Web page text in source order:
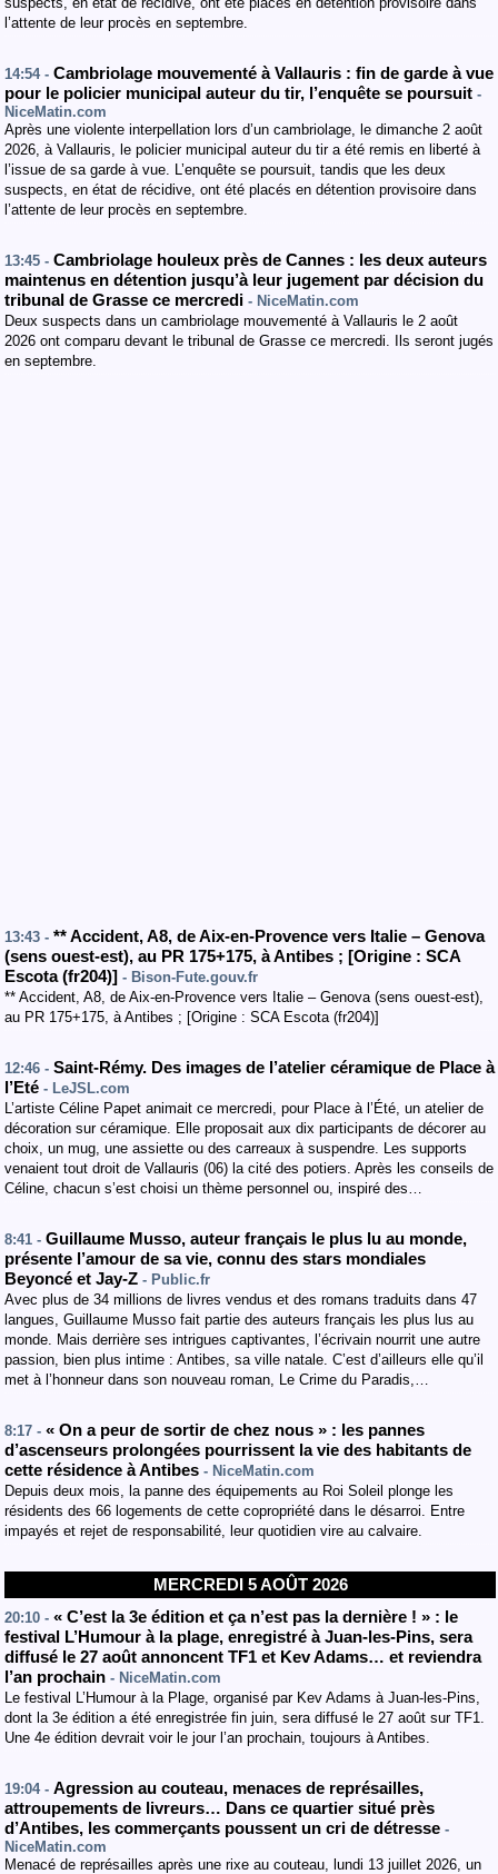
l’attente de leur procès en septembre.
14:54 - Cambriolage mouvementé à Vallauris : fin de garde à vue
pour le policier municipal auteur du tir, l’enquête se poursuit -
NiceMatin.com
Après une violente interpellation lors d’un cambriolage, le dimanche 2 août
2026, à Vallauris, le policier municipal auteur du tir a été remis en liberté à
l’issue de sa garde à vue. L’enquête se poursuit, tandis que les deux
suspects, en état de récidive, ont été placés en détention provisoire dans
l’attente de leur procès en septembre.
13:45 - Cambriolage houleux près de Cannes : les deux auteurs
maintenus en détention jusqu’à leur jugement par décision du
tribunal de Grasse ce mercredi - NiceMatin.com
Deux suspects dans un cambriolage mouvementé à Vallauris le 2 août
2026 ont comparu devant le tribunal de Grasse ce mercredi. Ils seront jugés
en septembre.
13:43 - **Accident,A8, de Aix-en-Provence vers Italie – Genova
(sens ouest-est), au PR 175+175, à Antibes ; [Origine : SCA
Escota (fr204)] - Bison-Fute.gouv.fr
** Accident, A8, de Aix-en-Provence vers Italie – Genova (sens ouest-est),
au PR 175+175, à Antibes ; [Origine : SCA Escota (fr204)]
12:46 - Saint-Rémy. Des images de l’atelier céramique de Place à
l’Eté - LeJSL.com
L’artiste Céline Papet animait ce mercredi, pour Place à l’Été, un atelier de
décoration sur céramique. Elle proposait aux dix participants de décorer au
choix, un mug, une assiette ou des carreaux à suspendre. Les supports
venaient tout droit de Vallauris (06) la cité des potiers. Après les conseils de
Céline, chacun s’est choisi un thème personnel ou, inspiré des…
8:41 - Guillaume Musso, auteur français le plus lu au monde,
présente l’amour de sa vie, connu des stars mondiales
Beyoncé et Jay-Z - Public.fr
Avec plus de 34 millions de livres vendus et des romans traduits dans 47
langues, Guillaume Musso fait partie des auteurs français les plus lus au
monde. Mais derrière ses intrigues captivantes, l’écrivain nourrit une autre
passion, bien plus intime : Antibes, sa ville natale. C’est d’ailleurs elle qu’il
met à l’honneur dans son nouveau roman, Le Crime du Paradis,…
8:17 - « On a peur de sortir de chez nous » : les pannes
d’ascenseurs prolongées pourrissent la vie des habitants de
cette résidence à Antibes - NiceMatin.com
Depuis deux mois, la panne des équipements au Roi Soleil plonge les
résidents des 66 logements de cette copropriété dans le désarroi. Entre
impayés et rejet de responsabilité, leur quotidien vire au calvaire.
MERCREDI 5 AOÛT 2026
20:10 - « C’est la 3e édition et ça n’est pas la dernière ! » : le
festival L’Humour à la plage, enregistré à Juan-les-Pins, sera
diffusé le 27 août annoncent TF1 et Kev Adams… et reviendra
l’an prochain - NiceMatin.com
Le festival L’Humour à la Plage, organisé par Kev Adams à Juan-les-Pins,
dont la 3e édition a été enregistrée fin juin, sera diffusé le 27 août sur TF1.
Une 4e édition devrait voir le jour l’an prochain, toujours à Antibes.
19:04 - Agression au couteau, menaces de représailles,
attroupements de livreurs… Dans ce quartier situé près
d’Antibes, les commerçants poussent un cri de détresse -
NiceMatin.com
Menacé de représailles après une rixe au couteau, lundi 13 juillet 2026, un